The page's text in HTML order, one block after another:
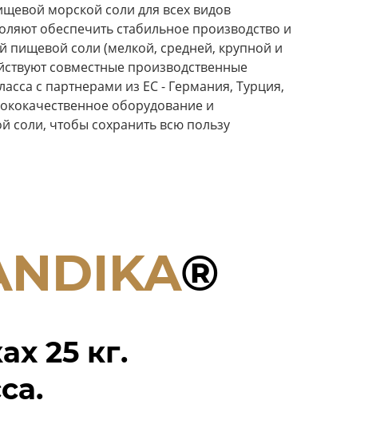
морской соли для всех видов
обеспечить стабильное производство и
пищевой соли (мелкой, средней, крупной и
совместные производственные
с партнерами из ЕС - Германия, Турция,
оборудование и
соли, чтобы сохранить всю пользу
®
25 кг.